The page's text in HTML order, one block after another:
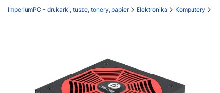
ImperiumPC - drukarki, tusze, tonery, papier Elektronika Komputery